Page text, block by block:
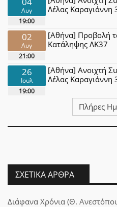
Αυγ
19:00
Λέλας Καραγιάννη
02
Αυγ
21:00
[Αθήνα] Προβολή
Κατάληψης ΛΚ37
26
Ιουλ
19:00
[Αθήνα] Ανοιχτή
Λέλας Καραγιάννη
Πλήρες
ΣΧΕΤΙΚΆ ΆΡΘΡΑ
Διάφανα Χρόνια (Θ.